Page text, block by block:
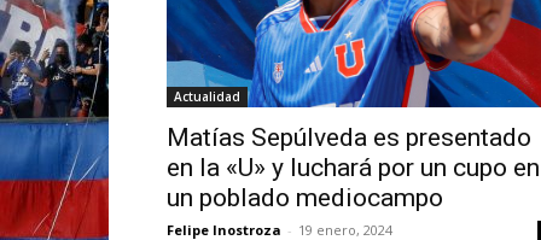
Actualidad
Matías Sepúlveda es presentado
en la «U» y luchará por un cupo en
un poblado mediocampo
Felipe Inostroza - 19 enero, 2024